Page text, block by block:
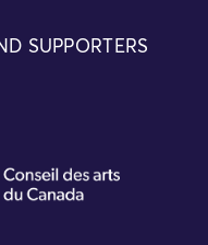
SUPPORTERS